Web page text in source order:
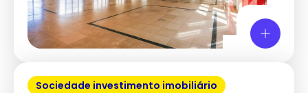
Sociedade investimento imobiliário